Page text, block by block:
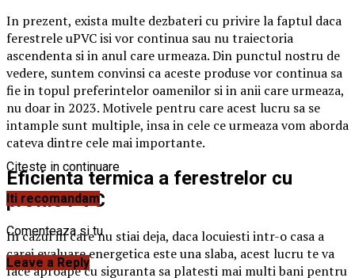
In prezent, exista multe dezbateri cu privire la faptul daca
ferestrele uPVC isi vor continua sau nu traiectoria
ascendenta si in anul care urmeaza. Din punctul nostru de
vedere, suntem convinsi ca aceste produse vor continua sa
fie in topul preferintelor oamenilor si in anii care urmeaza,
nu doar in 2023. Motivele pentru care acest lucru sa se
intample sunt multiple, insa in cele ce urmeaza vom aborda
cateva dintre cele mai importante.
Eficienta termica a ferestrelor cu
profile PVC
In cazul in care nu stiai deja, daca locuiesti intr-o casa a
carei evaluare energetica este una slaba, acest lucru te va
face aproape cu siguranta sa platesti mai multi bani pentru
Citeste in continuare
Iti recomandam
Comenteaza si tu
Leave a Reply